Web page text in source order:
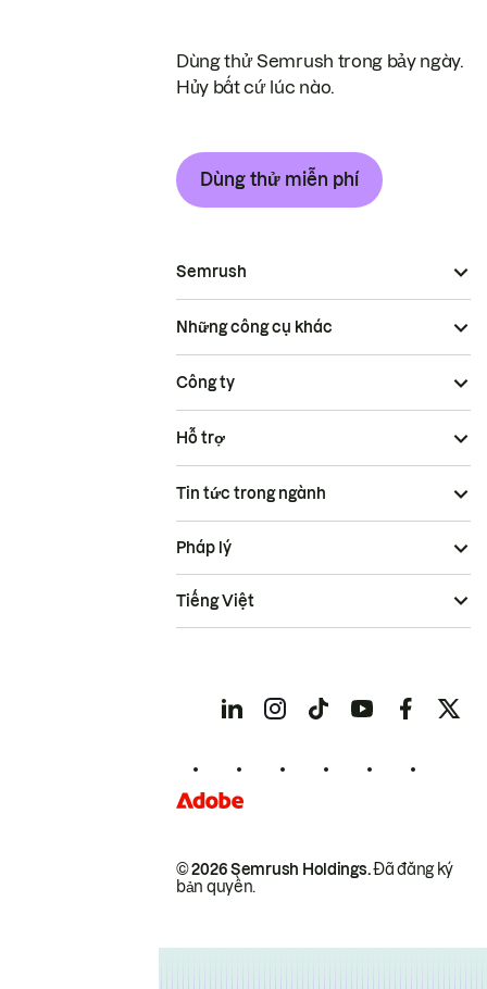
Dùng thử Semrush trong bảy ngày.
Hủy bất cứ lúc nào.
Dùng thử miễn phí
Semrush
Những công cụ khác
Công ty
Hỗ trợ
Tin tức trong ngành
© 2026 Semrush Holdings.Đã đăng ký
bản quyền.
Pháp lý
Tiếng Việt